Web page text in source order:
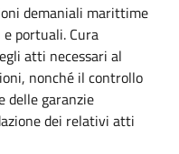
demaniali marittime
portuali. Cura
atti necessari al
nonché il controllo
delle garanzie
dei relativi atti